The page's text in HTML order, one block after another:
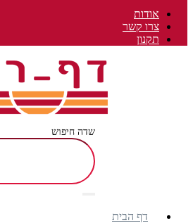
אודות
צרו קשר
תקנון
שדה חיפוש
דף הבית